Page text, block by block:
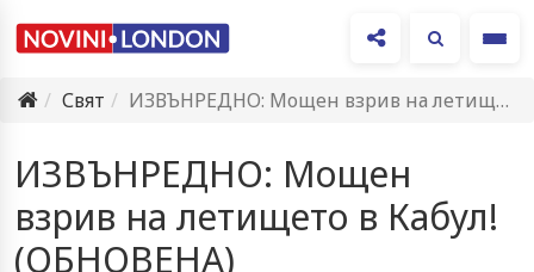
Свят
ИЗВЪНРЕДНО: Мощен взрив на летището в Кабул! (ОБНОВЕНА)
ИЗВЪНРЕДНО: Мощен
взрив на летището в Кабул!
(ОБНОВЕНА)